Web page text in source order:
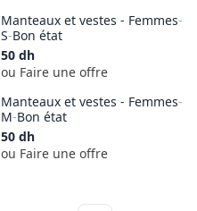
Manteaux et vestes - Femmes-
S-Bon état
50 dh
ou Faire une offre
Manteaux et vestes - Femmes-
M-Bon état
50 dh
ou Faire une offre